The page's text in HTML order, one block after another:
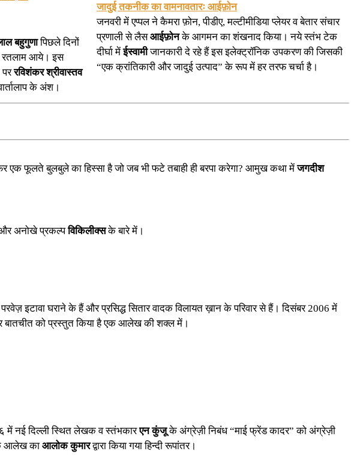
बहुगुणापिछले दिनों
रतलाम आये। इस
पररविशंकर श्रीवास्तव
के अंश।
जादुई तकनीक का वामनावतारः आईफ़ोन
जनवरी में एप्पल ने कैमरा फ़ोन, पीडीए, मल्टीमीडिया प्लेयर व बेतार संचार
प्रणाली से लैसआईफ़ोनके आगमन का शंखनाद किया। नये स्तंभ टेक
दीर्घा मेंईस्वामीजानकारी दे रहे हैं इस इलेक्ट्रॉनिक उपकरण की जिसकी
“एक क्रांतिकारी और जादुई उत्पाद” के रूप में हर तरफ चर्चा है।
फिर एक फूलते बुलबुले का हिस्सा है जो जब भी फटे तबाही ही बरपा करेगा? आमुख कथा मेंजगदीश
और अनोखे प्रकल्पविकिलीक्सके बारे में।
इटावा घराने के हैं और प्रसिद्ध सितार वादक विलायत ख़ान के परिवार से हैं। दिसंबर 2006 में
बातचीत को प्रस्तुत किया है एक आलेख की शक्ल में।
में नई दिल्ली स्थित लेखक व स्तंभकारएन कुंजूके अंग्रेज़ी निबंध “माई फ्रेंड कादर” को अंग्रेज़ी
आलेख का आलोक कुमारद्वारा किया गया हिन्दी रूपांतर।